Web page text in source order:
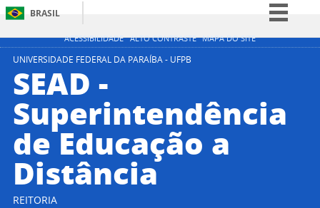
ACESSIBILIDADE ALTO CONTRASTE MAPA DO SITE
BRASIL
Simplifique!
Acesso à informação
Legislação
Canais
UNIVERSIDADE FEDERAL DA PARAÍBA - UFPB
SEAD -
Superintendência
de Educação a
Distância
REITORIA